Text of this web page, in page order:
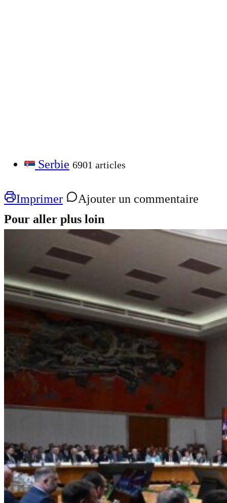
Serbie 6901 articles
Imprimer
Ajouter un commentaire
Pour aller plus loin